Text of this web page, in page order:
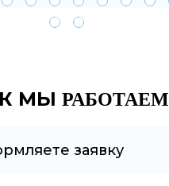
МЫ РАБОТАЕМ
заявку